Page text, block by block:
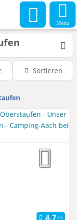
Menu
Sortieren